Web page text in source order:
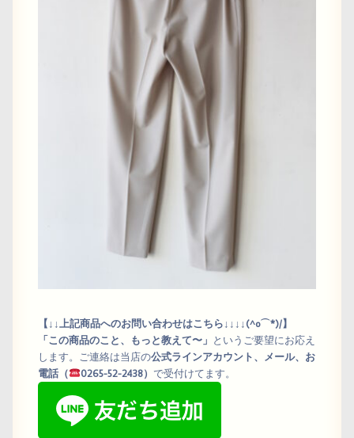
【↓↓上記商品へのお問い合わせはこちら↓↓↓↓(^o⌒*)/】
「この商品のこと、もっと教えて〜」 というご要望にお応え
します。ご連絡は当店の公式ラインアカウント、メール、お
電話（
0265-52-2438） で受付けてます。